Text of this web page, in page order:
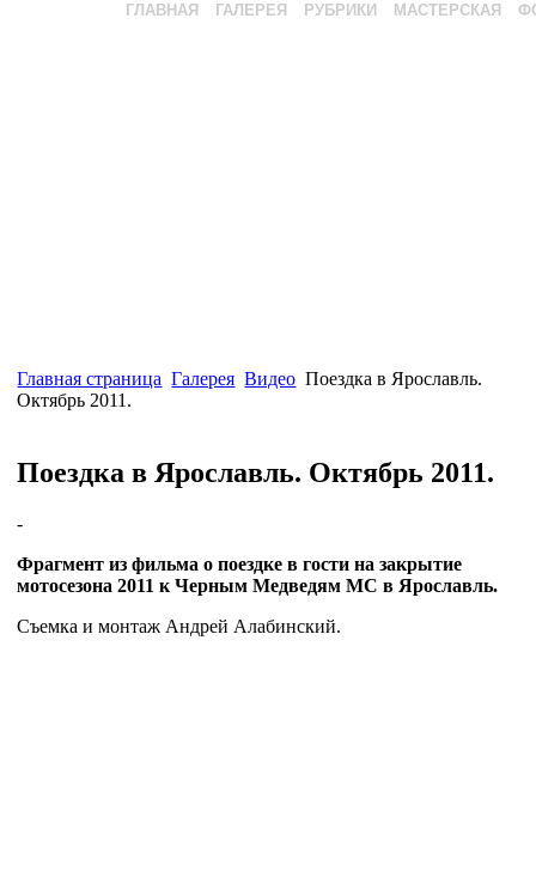
ГЛАВНАЯ ГАЛЕРЕЯ РУБРИКИ МАСТЕРСКАЯ
Главная страница Галерея Видео Поездка в Ярославль.
Октябрь 2011.
Поездка в Ярославль. Октябрь 2011.
-
Фрагмент из фильма о поездке в гости на закрытие
мотосезона 2011 к Черным Медведям МС в Ярославль.
Съемка и монтаж Андрей Алабинский.